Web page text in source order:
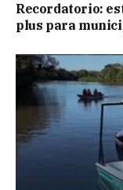
Recordatorio:
plus para